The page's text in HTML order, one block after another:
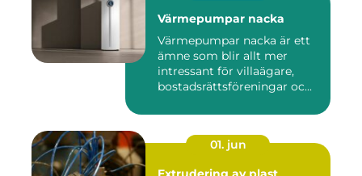
Värmepumpar nacka
Värmepumpar nacka är ett
ämne som blir allt mer
intressant för villaägare,
bostadsrättsföreningar oc...
01. jun